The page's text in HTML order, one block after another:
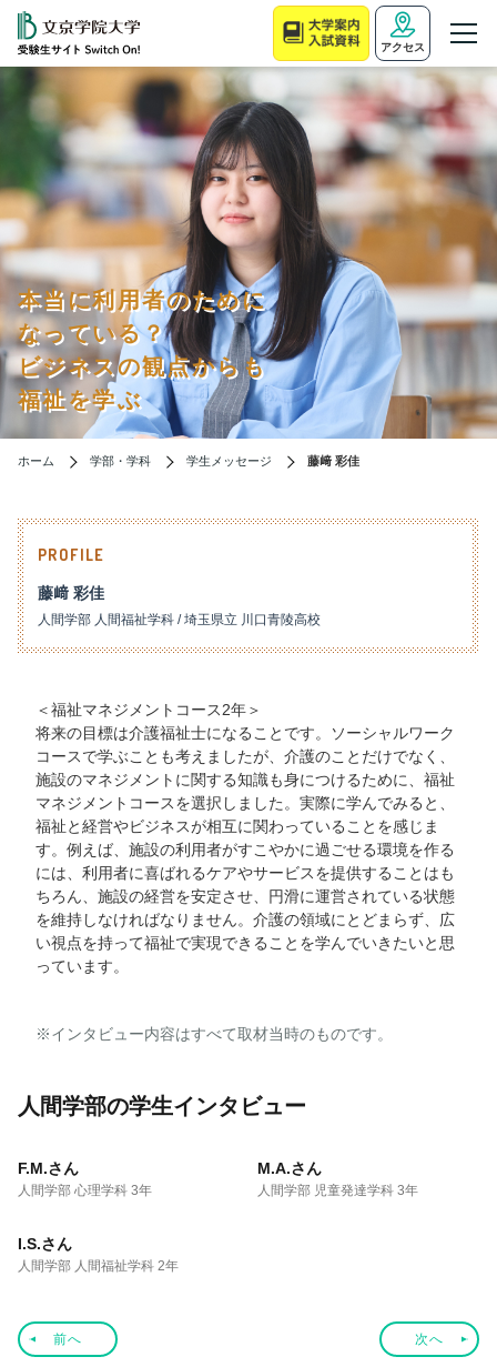
アクセス
本当に利用者のために
なっている？
ビジネスの観点からも
福祉を学ぶ
ホーム 学部・学科 学生メッセージ 藤﨑 彩佳
PROFILE
藤﨑 彩佳
人間学部 人間福祉学科 / 埼玉県立 川口青陵高校
＜福祉マネジメントコース2年＞
将来の目標は介護福祉士になることです。ソーシャルワーク
コースで学ぶことも考えましたが、介護のことだけでなく、
施設のマネジメントに関する知識も身につけるために、福祉
マネジメントコースを選択しました。実際に学んでみると、
福祉と経営やビジネスが相互に関わっていることを感じま
す。例えば、施設の利用者がすこやかに過ごせる環境を作る
には、利用者に喜ばれるケアやサービスを提供することはも
ちろん、施設の経営を安定させ、円滑に運営されている状態
を維持しなければなりません。介護の領域にとどまらず、広
い視点を持って福祉で実現できることを学んでいきたいと思
っています。
※インタビュー内容はすべて取材当時のものです。
人間学部の学生インタビュー
った大学生活。 行動でき
る自分へ
F.M.さん
人間学部 心理学科 3年
きく広がった
M.A.さん
人間学部 児童発達学科 3年
想いが、 自分を大きく変
えてくれた
I.S.さん
人間学部 人間福祉学科 2年
前へ 次へ